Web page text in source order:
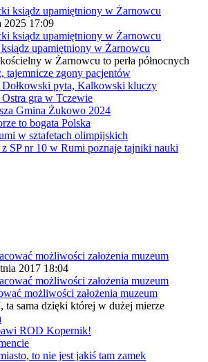
2025 17:09
upamiętniony w Żarnowcu
w Żarnowcu to perła północnych
tajemnicze zgony pacjentów
Dołkowski pyta, Kalkowski kluczy
gra w Tczewie
Gmina Żukowo 2024
to bogata Polska
w sztafetach olimpijskich
SP nr 10 w Rumi poznaje tajniki nauki
2017 18:04
możliwości założenia muzeum
ta sama dzięki której w dużej mierze
ROD Kopernik!
to nie jest jakiś tam zamek